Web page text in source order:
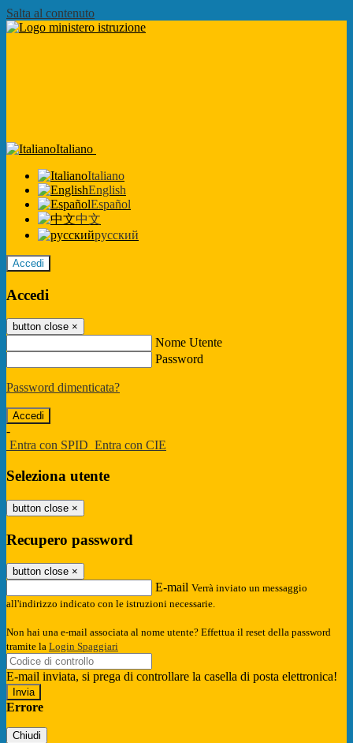
Salta al contenuto
Italiano
Italiano
English
Español
中文
русский
Accedi
Accedi
button close ×
Nome Utente
Password
Password dimenticata?
-
Entra con SPID Entra con CIE
Seleziona utente
button close ×
Recupero password
button close ×
E-mail Verrà inviato un messaggio
all'indirizzo indicato con le istruzioni necessarie.
Non hai una e-mail associata al nome utente? Effettua il reset della password
tramite la Login Spaggiari
E-mail inviata, si prega di controllare la casella di posta elettronica!
Errore
Chiudi